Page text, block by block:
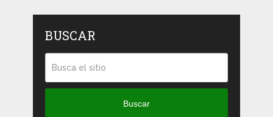
BUSCAR
Buscar